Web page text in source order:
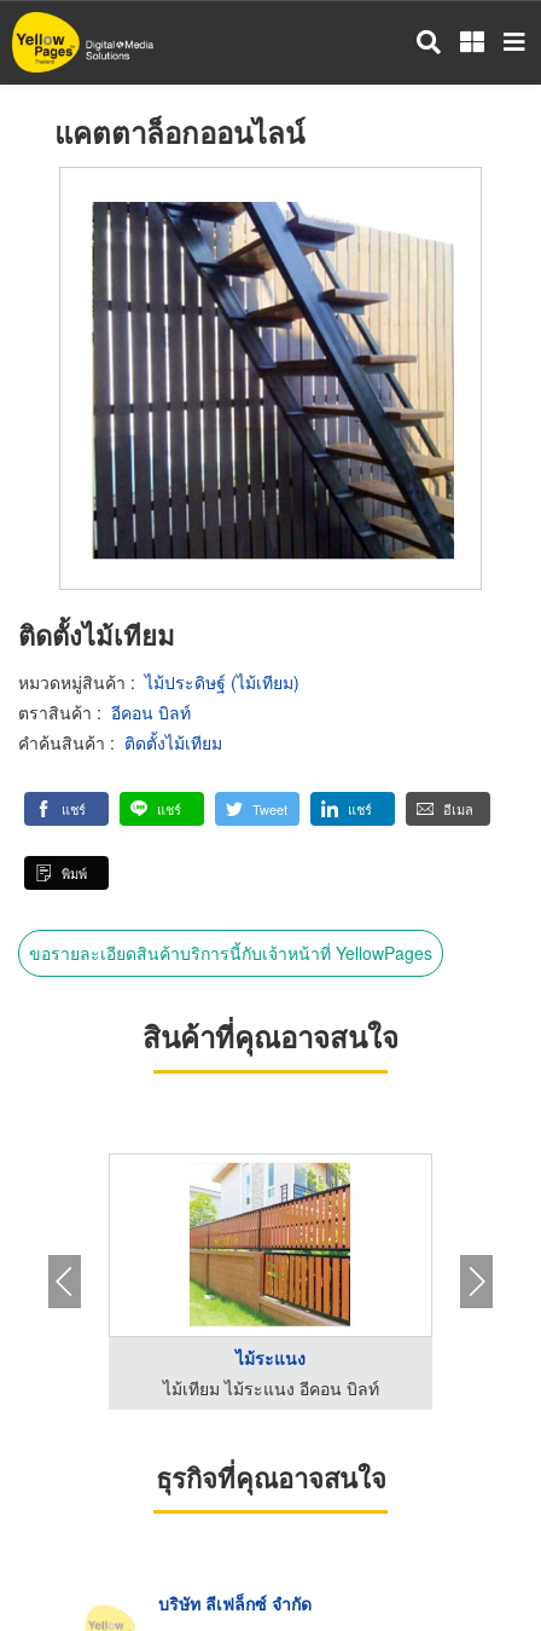
ข้าม
ไป
แคตตาล็อกออนไลน์
ติดตั้งไม้เทียม
หมวดหมู่สินค้า :ไม้ประดิษฐ์ (ไม้เทียม)
ตราสินค้า : อีคอน บิลท์
คำค้นสินค้า : ติดตั้งไม้เทียม
แชร์ แชร์ Tweet แชร์ อีเมล
พิมพ์
ขอรายละเอียดสินค้าบริการนี้กับเจ้าหน้าที่ YellowPages
สินค้าที่คุณอาจสนใจ
ไม้ระแนง
ไม้เทียม ไม้ระแนง อีคอน บิลท์
ธุรกิจที่คุณอาจสนใจ
บริษัท ลีเฟล็กซ์ จำกัด